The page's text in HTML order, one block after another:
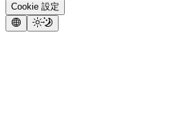
Cookie 設定